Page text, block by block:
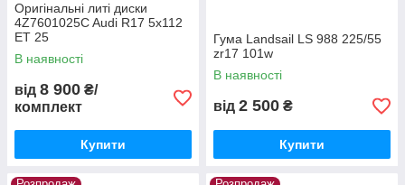
Оригінальні литі диски
4Z7601025C Audi R17 5x112
ET 25
В наявності
від 8 900 ₴/
комплект
Купити
Гума Landsail LS 988 225/55
zr17 101w
В наявності
від 2 500 ₴
Купити